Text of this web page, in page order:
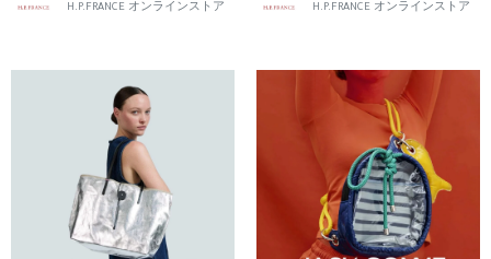
H.P.FRANCE オンラインストア H.P.FRANCE オンラインストア